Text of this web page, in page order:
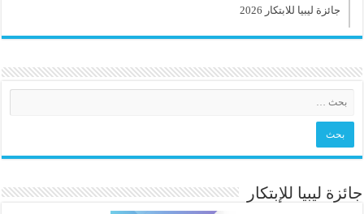
جائزة ليبيا للابتكار 2026
جائزة ليبيا للإبتكار